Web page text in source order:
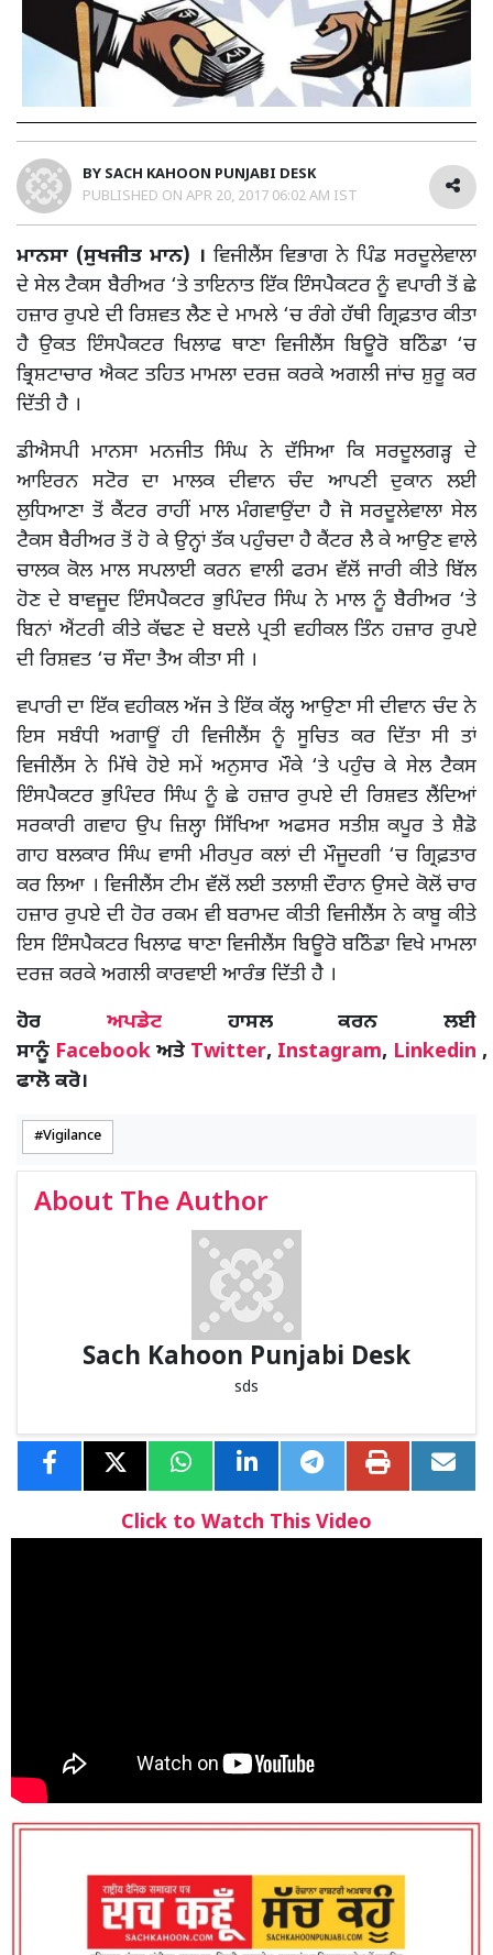
BY SACH KAHOON PUNJABI DESK
PUBLISHED ON APR 20, 2017 06:02 AM IST
ਮਾਨਸਾ (ਸੁਖਜੀਤ ਮਾਨ) । ਵਿਜੀਲੈਂਸ ਵਿਭਾਗ ਨੇ ਪਿੰਡ ਸਰਦੂਲੇਵਾਲਾ
ਦੇ ਸੇਲ ਟੈਕਸ ਬੈਰੀਅਰ ‘ਤੇ ਤਾਇਨਾਤ ਇੱਕ ਇੰਸਪੈਕਟਰ ਨੂੰ ਵਪਾਰੀ ਤੋਂ ਛੇ
ਹਜ਼ਾਰ ਰੁਪਏ ਦੀ ਰਿਸ਼ਵਤ ਲੈਣ ਦੇ ਮਾਮਲੇ ‘ਚ ਰੰਗੇ ਹੱਥੀ ਗ੍ਰਿਫ਼ਤਾਰ ਕੀਤਾ
ਹੈ ਉਕਤ ਇੰਸਪੈਕਟਰ ਖਿਲਾਫ ਥਾਣਾ ਵਿਜੀਲੈਂਸ ਬਿਊਰੋ ਬਠਿੰਡਾ ‘ਚ
ਭ੍ਰਿਸ਼ਟਾਚਾਰ ਐਕਟ ਤਹਿਤ ਮਾਮਲਾ ਦਰਜ਼ ਕਰਕੇ ਅਗਲੀ ਜਾਂਚ ਸ਼ੁਰੂ ਕਰ
ਦਿੱਤੀ ਹੈ ।
ਡੀਐਸਪੀ ਮਾਨਸਾ ਮਨਜੀਤ ਸਿੰਘ ਨੇ ਦੱਸਿਆ ਕਿ ਸਰਦੂਲਗੜ੍ਹ ਦੇ
ਆਇਰਨ ਸਟੋਰ ਦਾ ਮਾਲਕ ਦੀਵਾਨ ਚੰਦ ਆਪਣੀ ਦੁਕਾਨ ਲਈ
ਲੁਧਿਆਣਾ ਤੋਂ ਕੈਂਟਰ ਰਾਹੀਂ ਮਾਲ ਮੰਗਵਾਉਂਦਾ ਹੈ ਜੋ ਸਰਦੂਲੇਵਾਲਾ ਸੇਲ
ਟੈਕਸ ਬੈਰੀਅਰ ਤੋਂ ਹੋ ਕੇ ਉਨ੍ਹਾਂ ਤੱਕ ਪਹੁੰਚਦਾ ਹੈ ਕੈਂਟਰ ਲੈ ਕੇ ਆਉਣ ਵਾਲੇ
ਚਾਲਕ ਕੋਲ ਮਾਲ ਸਪਲਾਈ ਕਰਨ ਵਾਲੀ ਫਰਮ ਵੱਲੋਂ ਜਾਰੀ ਕੀਤੇ ਬਿੱਲ
ਹੋਣ ਦੇ ਬਾਵਜੂਦ ਇੰਸਪੈਕਟਰ ਭੁਪਿੰਦਰ ਸਿੰਘ ਨੇ ਮਾਲ ਨੂੰ ਬੈਰੀਅਰ ‘ਤੇ
ਬਿਨਾਂ ਐਂਟਰੀ ਕੀਤੇ ਕੱਢਣ ਦੇ ਬਦਲੇ ਪ੍ਰਤੀ ਵਹੀਕਲ ਤਿੰਨ ਹਜ਼ਾਰ ਰੁਪਏ
ਦੀ ਰਿਸ਼ਵਤ ‘ਚ ਸੌਦਾ ਤੈਅ ਕੀਤਾ ਸੀ ।
ਵਪਾਰੀ ਦਾ ਇੱਕ ਵਹੀਕਲ ਅੱਜ ਤੇ ਇੱਕ ਕੱਲ੍ਹ ਆਉਣਾ ਸੀ ਦੀਵਾਨ ਚੰਦ ਨੇ
ਇਸ ਸਬੰਧੀ ਅਗਾਊਂ ਹੀ ਵਿਜੀਲੈਂਸ ਨੂੰ ਸੂਚਿਤ ਕਰ ਦਿੱਤਾ ਸੀ ਤਾਂ
ਵਿਜੀਲੈਂਸ ਨੇ ਮਿੱਥੇ ਹੋਏ ਸਮੇਂ ਅਨੁਸਾਰ ਮੌਕੇ ‘ਤੇ ਪਹੁੰਚ ਕੇ ਸੇਲ ਟੈਕਸ
ਇੰਸਪੈਕਟਰ ਭੁਪਿੰਦਰ ਸਿੰਘ ਨੂੰ ਛੇ ਹਜ਼ਾਰ ਰੁਪਏ ਦੀ ਰਿਸ਼ਵਤ ਲੈਂਦਿਆਂ
ਸਰਕਾਰੀ ਗਵਾਹ ਉਪ ਜ਼ਿਲ੍ਹਾ ਸਿੱਖਿਆ ਅਫਸਰ ਸਤੀਸ਼ ਕਪੂਰ ਤੇ ਸ਼ੈਡੋ
ਗਾਹ ਬਲਕਾਰ ਸਿੰਘ ਵਾਸੀ ਮੀਰਪੁਰ ਕਲਾਂ ਦੀ ਮੌਜੂਦਗੀ ‘ਚ ਗ੍ਰਿਫ਼ਤਾਰ
ਕਰ ਲਿਆ । ਵਿਜੀਲੈਂਸ ਟੀਮ ਵੱਲੋਂ ਲਈ ਤਲਾਸ਼ੀ ਦੌਰਾਨ ਉਸਦੇ ਕੋਲੋਂ ਚਾਰ
ਹਜ਼ਾਰ ਰੁਪਏ ਦੀ ਹੋਰ ਰਕਮ ਵੀ ਬਰਾਮਦ ਕੀਤੀ ਵਿਜੀਲੈਂਸ ਨੇ ਕਾਬੂ ਕੀਤੇ
ਇਸ ਇੰਸਪੈਕਟਰ ਖਿਲਾਫ ਥਾਣਾ ਵਿਜੀਲੈਂਸ ਬਿਊਰੋ ਬਠਿੰਡਾ ਵਿਖੇ ਮਾਮਲਾ
ਦਰਜ਼ ਕਰਕੇ ਅਗਲੀ ਕਾਰਵਾਈ ਆਰੰਭ ਦਿੱਤੀ ਹੈ ।
ਹੋਰ ਅਪਡੇਟਹਾਸਲ ਕਰਨ ਲਈ
ਸਾਨੂੰ Facebook ਅਤੇ Twitter, Instagram, Linkedin ,
ਫਾਲੋ ਕਰੋ।
Vigilance
About The Author
Sach Kahoon Punjabi Desk
sds
Click to Watch This Video